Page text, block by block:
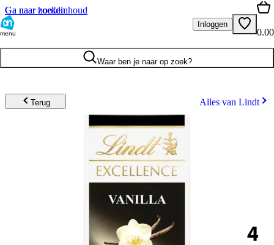
Ga naar hoofdinhoud
Ga naar zoeken
menu
Inloggen
0.00
Waar ben je naar op zoek?
Terug Alles van Lindt
4